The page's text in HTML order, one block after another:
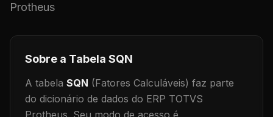
Protheus
Sobre a Tabela SQN
A tabela SQN (Fatores Calculáveis) faz parte
do dicionário de dados do ERP TOTVS
Protheus. Seu modo de acesso é